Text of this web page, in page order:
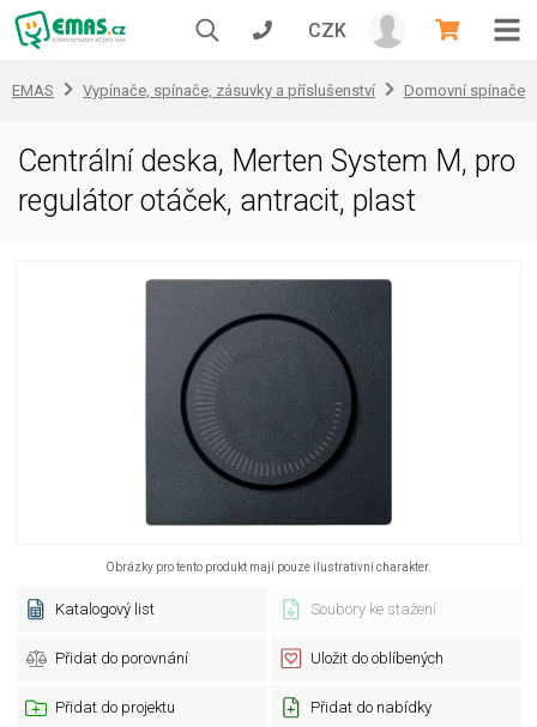
CZK
EMAS Vypínače, spínače, zásuvky a příslušenství Domovní spínače
Centrální deska, Merten System M, pro
regulátor otáček, antracit, plast
Obrázky pro tento produkt mají pouze ilustrativní charakter.
Katalogový list Soubory ke stažení
Přidat do porovnání Uložit do oblíbených
Přidat do projektu Přidat do nabídky